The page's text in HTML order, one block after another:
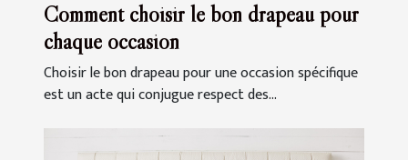
Comment choisir le bon drapeau pour
chaque occasion
Choisir le bon drapeau pour une occasion spécifique
est un acte qui conjugue respect des...